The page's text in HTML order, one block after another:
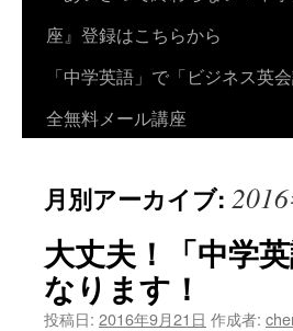
キ
座』登録はこちらから
「中学英語」で「ビジネス英
全無料メール講座
月別アーカイブ:
大丈夫！「中学
なります！
投稿日: 2016年9月21日 作成者: